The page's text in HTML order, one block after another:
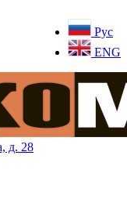
Рус
ENG
д. 28